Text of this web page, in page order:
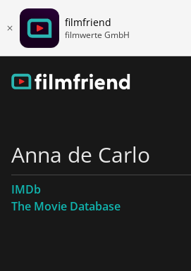
filmfriend
filmwerte GmbH
Anna de Carlo
IMDb
The Movie Database